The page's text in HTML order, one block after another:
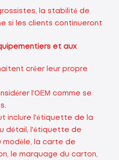
la stabilité de
si les clients continueront
et aux
créer leur propre
l'OEM comme se
inclure l'étiquette de la
détail, l'étiquette de
la carte de
le marquage du carton,